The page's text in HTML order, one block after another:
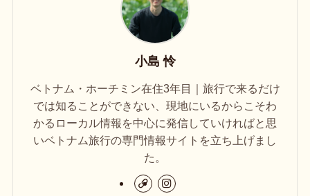
小島 怜
ベトナム・ホーチミン在住3年目｜旅行で来るだけ
では知ることができない、現地にいるからこそわ
かるローカル情報を中心に発信していければと思
いベトナム旅行の専門情報サイトを立ち上げまし
た。